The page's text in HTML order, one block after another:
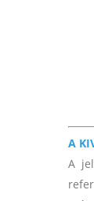
A
A